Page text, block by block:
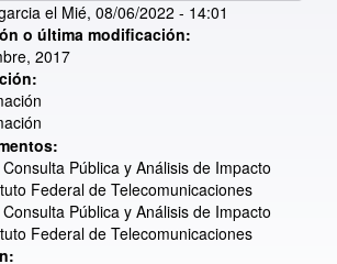
el Mié, 08/06/2022 - 14:01
o última modificación:
2017
Pública y Análisis de Impacto
Federal de Telecomunicaciones
Pública y Análisis de Impacto
Federal de Telecomunicaciones